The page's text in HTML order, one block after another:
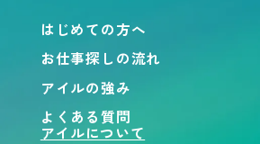
はじめての方へ
お仕事探しの流れ
アイルの強み
よくある質問
アイルについて